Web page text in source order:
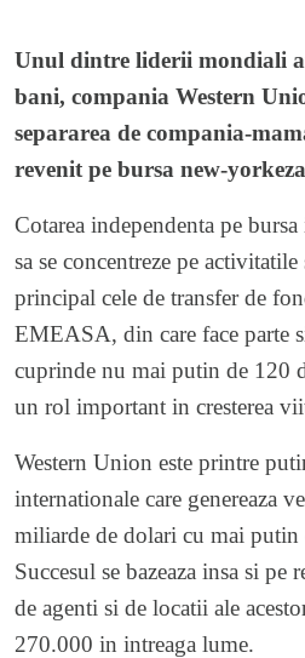
Unul dintre liderii mondiali
bani, compania Western
separarea de compania-
revenit pe bursa new-
Cotarea independenta pe
sa se concentreze pe activitatile
principal cele de transfer de
EMEASA, din care face parte
cuprinde nu mai putin de 120
un rol important in cresterea
Western Union este printre
internationale care genereaza
miliarde de dolari cu mai putin
Succesul se bazeaza insa si pe
de agenti si de locatii ale
270.000 in intreaga lume.